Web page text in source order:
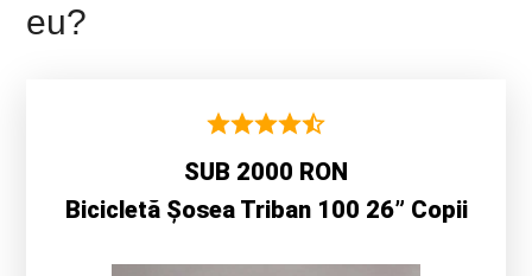
eu?
SUB 2000 RON
Bicicletă Șosea Triban 100 26” Copii